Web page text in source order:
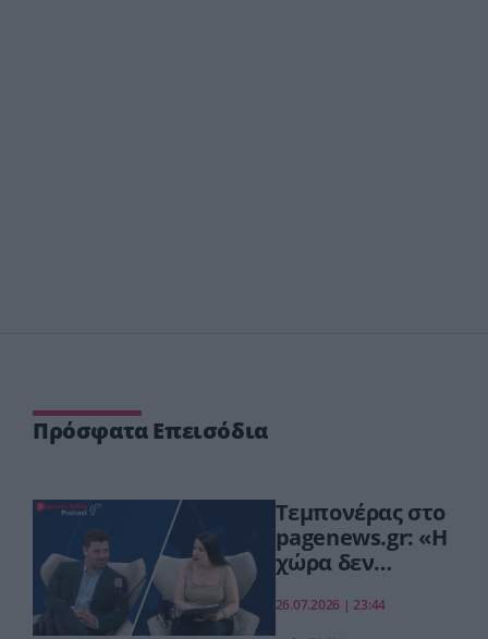
Πρόσφατα Επεισόδια
Τεμπονέρας στο
pagenews.gr: «Η
χώρα δεν
χαμένη
26.07.2026 | 23:44